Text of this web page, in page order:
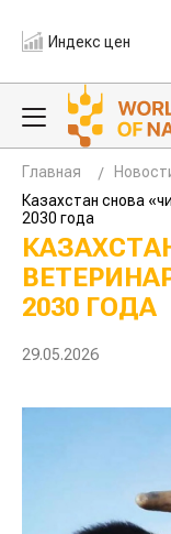
Индекс цен
Главная
Казахстан снова
2030 года
2030 ГОДА
29.05.2026